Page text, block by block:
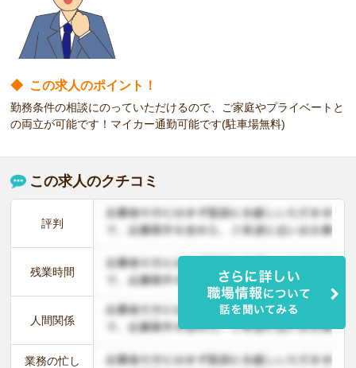
◆ この求人のポイント！
勤務条件の相談にのっていただけるので、ご家庭やプライベートと
の両立が可能です！マイカー通勤可能です(駐車場無料)
この求人のクチコミ
評判
残業時間
人間関係
業務の忙し